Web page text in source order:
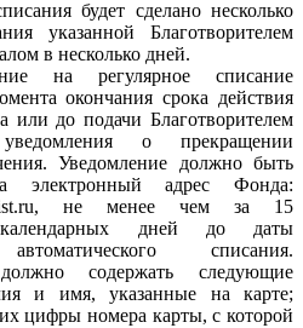
будет сделано несколько
указанной Благотворителем
в несколько дней.
на регулярное списание
окончания срока действия
или до подачи Благотворителем
о прекращении
Уведомление должно быть
электронный адрес Фонда:
не менее чем за 15
календарных дней до даты
списания.
содержать следующие
и имя, указанные на карте;
цифры номера карты, с которой